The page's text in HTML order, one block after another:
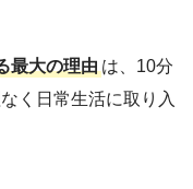
最大の理由 は、10分
く日常生活に取り入